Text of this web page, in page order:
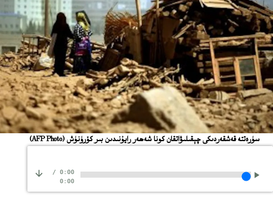
ﺳﯜﺭﻩﺗﺘﻪ ﻗﻪﺷﻘﻪﺭﺩﯨﻜﻰ ﭼﯧﻘﯩﻠﯩﯟﺍﺗﻘﺎﻥ ﻛﻮﻧﺎ ﺷﻪﮪﻪﺭ ﺭﺍﻳﯘﻧﯩﺪﯨﻦ ﺑﯩﺮ ﻛﯚﺭﯛﻧﯜﺵ(AFP Photo)
0:00
/
0:00